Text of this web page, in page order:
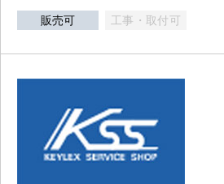
販売可 工事・取付可